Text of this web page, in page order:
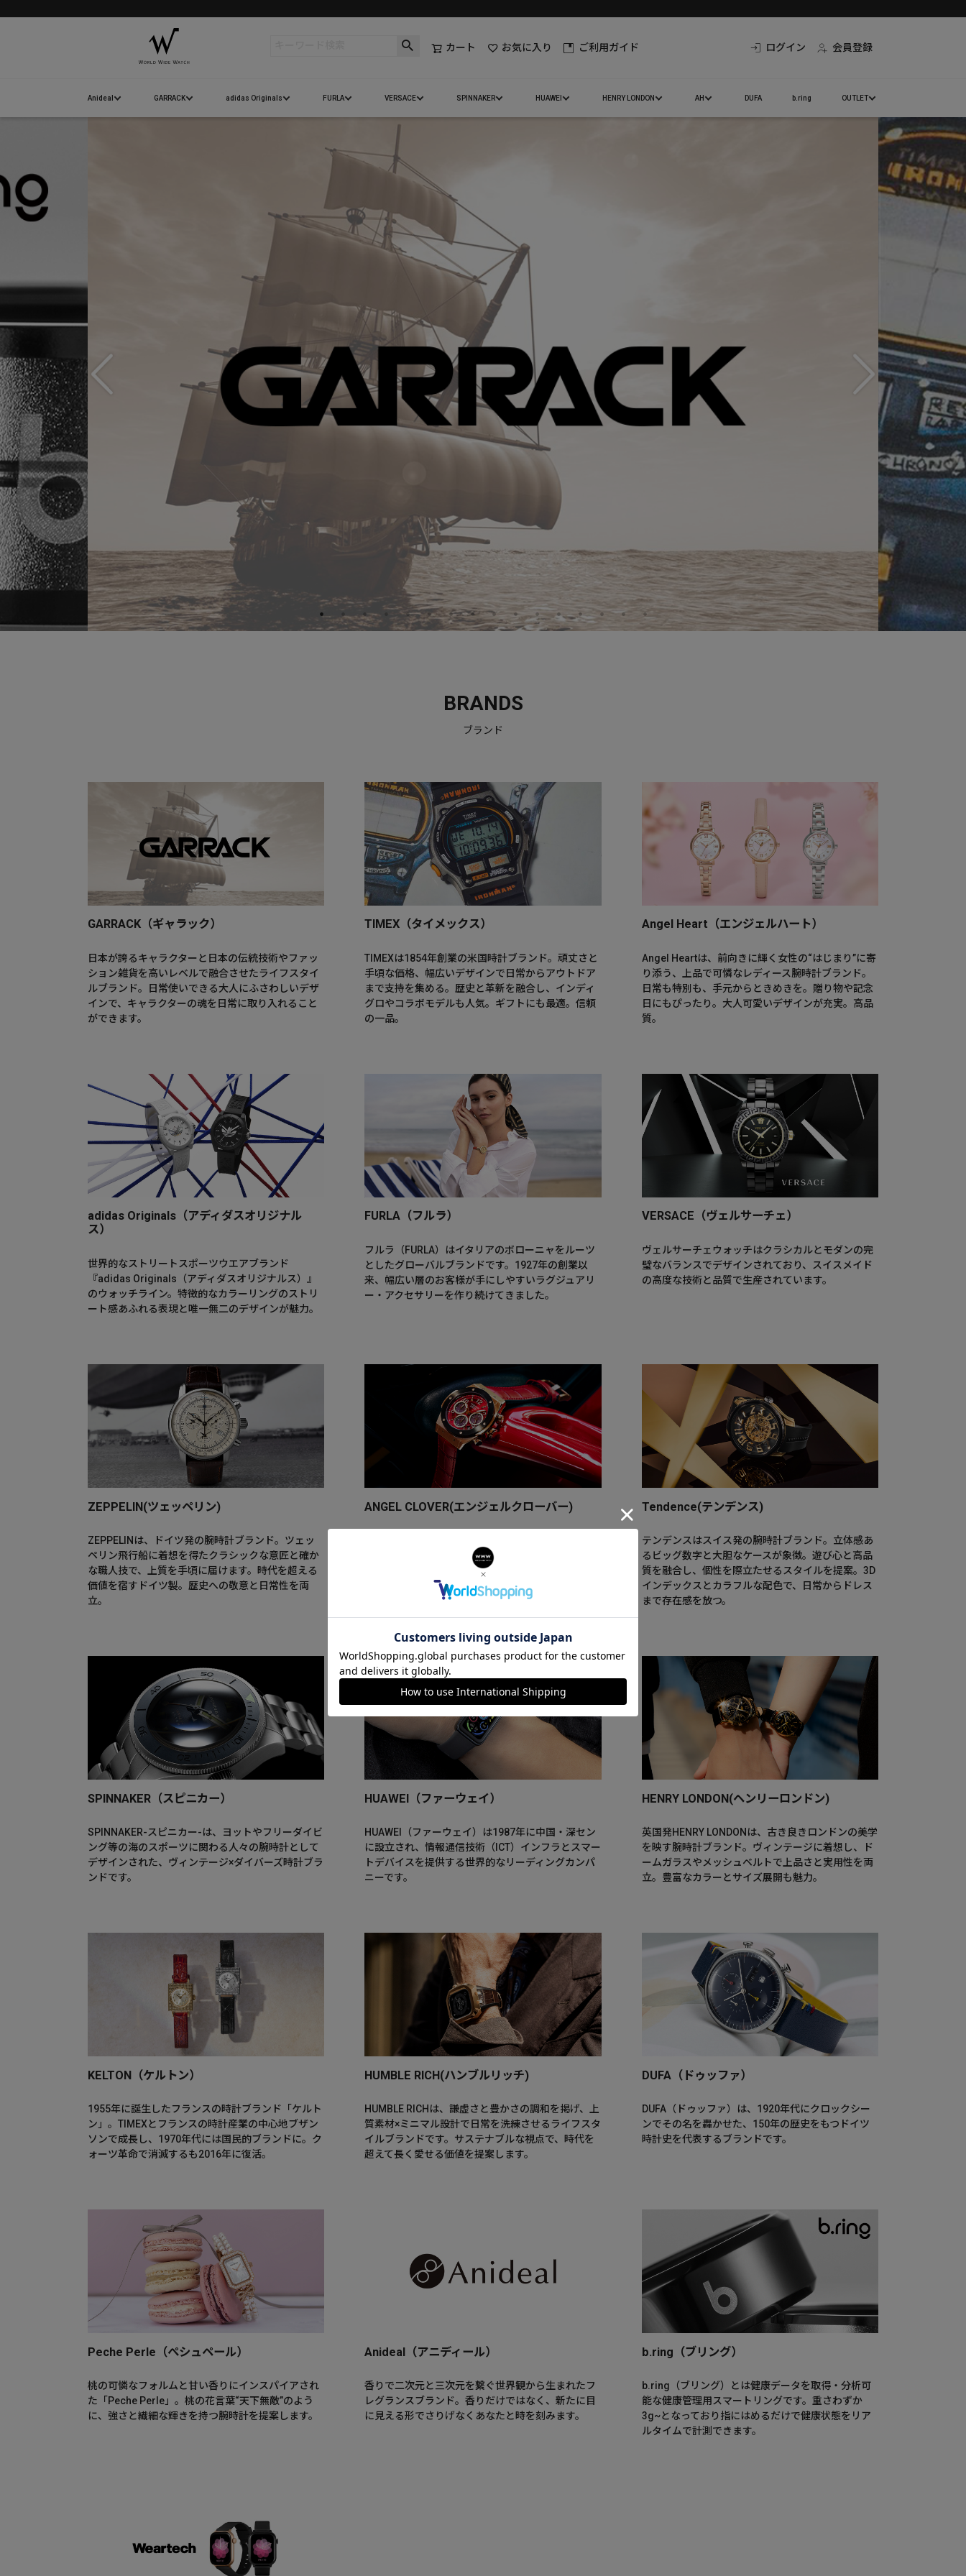
カート お気に入り ご利用ガイド ログイン 会員登録
Anideal GARRACK adidas Originals FURLA VERSACE SPINNAKER HUAWEI HENRY LONDON AH DUFA b.ring OUTLET
BRANDS
ブランド
GARRACK（ギャラック）
日本が誇るキャラクターと日本の伝統技術やファッ
ション雑貨を高いレベルで融合させたライフスタイ
ルブランド。日常使いできる大人にふさわしいデザ
インで、キャラクターの魂を日常に取り入れること
ができます。
TIMEX（タイメックス）
TIMEXは1854年創業の米国時計ブランド。頑丈さと
手頃な価格、幅広いデザインで日常からアウトドア
まで支持を集める。歴史と革新を融合し、インディ
グロやコラボモデルも人気。ギフトにも最適。信頼
の一品。
Angel Heart（エンジェルハート）
Angel Heartは、前向きに輝く女性の“はじまり”に寄
り添う、上品で可憐なレディース腕時計ブランド。
日常も特別も、手元からときめきを。贈り物や記念
日にもぴったり。大人可愛いデザインが充実。高品
質。
adidas Originals（アディダスオリジナル
ス）
世界的なストリートスポーツウエアブランド
『adidas Originals（アディダスオリジナルス）』
のウォッチライン。特徴的なカラーリングのストリ
ート感あふれる表現と唯一無二のデザインが魅力。
FURLA（フルラ）
フルラ（FURLA）はイタリアのボローニャをルーツ
としたグローバルブランドです。1927年の創業以
来、幅広い層のお客様が手にしやすいラグジュアリ
ー・アクセサリーを作り続けてきました。
VERSACE（ヴェルサーチェ）
ヴェルサーチェウォッチはクラシカルとモダンの完
璧なバランスでデザインされており、スイスメイド
の高度な技術と品質で生産されています。​
ZEPPELIN(ツェッペリン)
ZEPPELINは、ドイツ発の腕時計ブランド。ツェッ
ペリン飛行船に着想を得たクラシックな意匠と確か
な職人技で、上質を手頃に届けます。時代を超える
価値を宿すドイツ製。歴史への敬意と日常性を両
立。
ANGEL CLOVER(エンジェルクローバー)
かな機能を融合した日本発の人気腕時計ブランド。
日常から特別な日まで個性を彩る。大胆なカラーリ
ングやクロノグラフ、ソーラーなど多彩なラインナ
ップで幅広く支持。
Tendence(テンデンス)
テンデンスはスイス発の腕時計ブランド。立体感あ
るビッグ数字と大胆なケースが象徴。遊び心と高品
質を融合し、個性を際立たせるスタイルを提案。3D
インデックスとカラフルな配色で、日常からドレス
まで存在感を放つ。
SPINNAKER（スピニカー）
SPINNAKER-スピニカー-は、ヨットやフリーダイビ
ング等の海のスポーツに関わる人々の腕時計として
デザインされた、ヴィンテージ×ダイバーズ時計ブラ
ンドです。
HUAWEI（ファーウェイ）
HUAWEI（ファーウェイ）は1987年に中国・深セン
に設立され、情報通信技術（ICT）インフラとスマー
トデバイスを提供する世界的なリーディングカンパ
ニーです。
HENRY LONDON(ヘンリーロンドン)
英国発HENRY LONDONは、古き良きロンドンの美学
を映す腕時計ブランド。ヴィンテージに着想し、ド
ームガラスやメッシュベルトで上品さと実用性を両
立。豊富なカラーとサイズ展開も魅力。
KELTON（ケルトン）
1955年に誕生したフランスの時計ブランド「ケルト
ン」。TIMEXとフランスの時計産業の中心地ブザン
ソンで成長し、1970年代には国民的ブランドに。ク
ォーツ革命で消滅するも2016年に復活。
HUMBLE RICH(ハンブルリッチ)
HUMBLE RICHは、謙虚さと豊かさの調和を掲げ、上
質素材×ミニマル設計で日常を洗練させるライフスタ
イルブランドです。サステナブルな視点で、時代を
超えて長く愛せる価値を提案します。
DUFA（ドゥッファ）
DUFA（ドゥッファ）は、1920年代にクロックシー
ンでその名を轟かせた、150年の歴史をもつドイツ
時計史を代表するブランドです。
Peche Perle（ぺシュペール）
桃の可憐なフォルムと甘い香りにインスパイアされ
た「Peche Perle」。桃の花言葉“天下無敵”のよう
に、強さと繊細な輝きを持つ腕時計を提案します。
Anideal（アニディール）
香りで二次元と三次元を繋ぐ世界観から生まれたフ
レグランスブランド。香りだけではなく、新たに目
に見える形でさりげなくあなたと時を刻みます。
b.ring（ブリング）
b.ring（ブリング）とは健康データを取得・分析可
能な健康管理用スマートリングです。重さわずか
3g~となっており指にはめるだけで健康状態をリア
ルタイムで計測できます。